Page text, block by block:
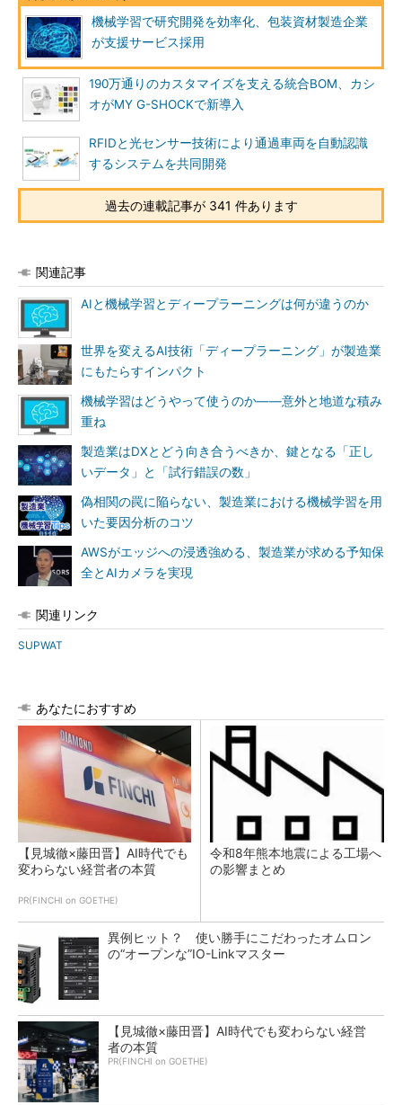
機械学習で研究開発を効率化、包装資材製造企業
が支援サービス採用
190万通りのカスタマイズを支える統合BOM、カシ
オがMY G-SHOCKで新導入
RFIDと光センサー技術により通過車両を自動認識
するシステムを共同開発
過去の連載記事が 341 件あります
関連記事
AIと機械学習とディープラーニングは何が違うのか
世界を変えるAI技術「ディープラーニング」が製造業
にもたらすインパクト
機械学習はどうやって使うのか――意外と地道な積み
重ね
製造業はDXとどう向き合うべきか、鍵となる「正し
いデータ」と「試行錯誤の数」
偽相関の罠に陥らない、製造業における機械学習を用
いた要因分析のコツ
AWSがエッジへの浸透強める、製造業が求める予知保
全とAIカメラを実現
関連リンク
SUPWAT
あなたにおすすめ
【見城徹×藤田晋】AI時代でも
変わらない経営者の本質
PR(FINCHI on GOETHE)
令和8年熊本地震による工場へ
の影響まとめ
異例ヒット？ 使い勝手にこだわったオムロン
の“オープンな”IO-Linkマスター
【見城徹×藤田晋】AI時代でも変わらない経営
者の本質
PR(FINCHI on GOETHE)